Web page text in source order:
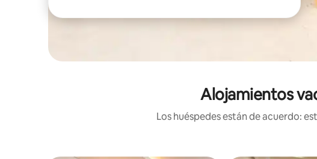
Alojamientos
Los huéspedes están de acuerdo: